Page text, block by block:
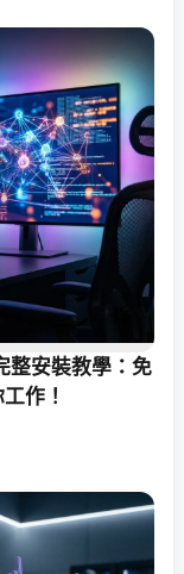
整安裝教學：免
作！